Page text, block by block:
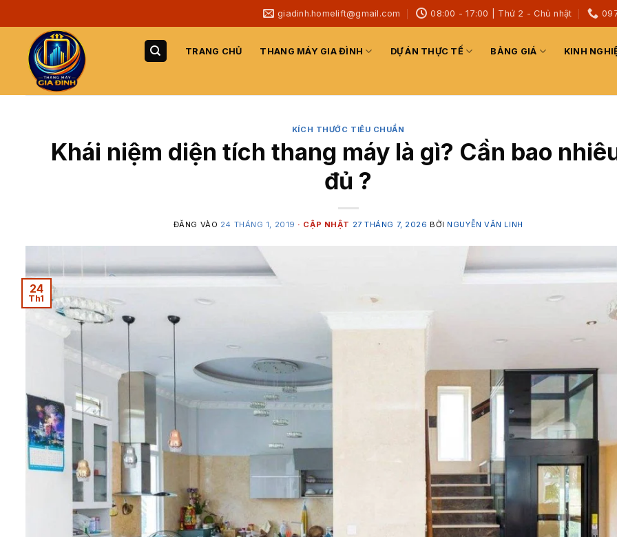
qua
giadinh.homelift@gmail.com 08:00 - 17:00 | Thứ 2 - Chủ nhật
TRANG CHỦ THANG MÁY GIA ĐÌNH DỰ ÁN THỰC TẾ BẢNG GIÁ KINH
KÍCH THƯỚC TIÊU CHUẨN
Khái niệm diện tích thang máy là gì? Cần bao
đủ ?
ĐĂNG VÀO 24 THÁNG 1, 2019 27 THÁNG 7, 2026 BỞI NGUYỄN VĂN LINH
24
Th1